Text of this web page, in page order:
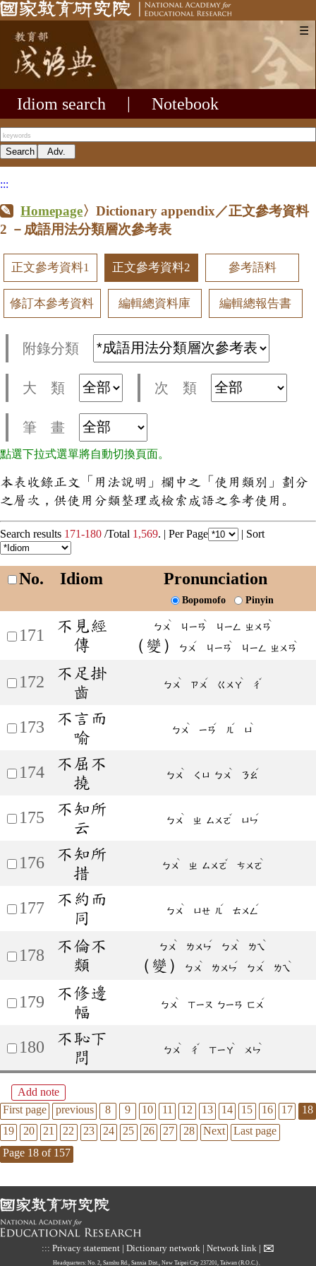
☰
Idiom search Notebook
:::
Homepage〉Dictionary appendix／正文參考資料
2 －成語用法分類層次參考表
正文參考資料1 正文參考資料2 參考語料
修訂本參考資料 編輯總資料庫 編輯總報告書
附錄分類
大 類 次 類
筆 畫
點選下拉式選單將自動切換頁面。
本表收錄正文「用法說明」欄中之「使用類別」劃分
之層次，供使用分類整理或檢索成語之參考使用。
Search results 171-180 /Total 1,569. | Per Page | Sort
No. Idiom Pronunciation
Bopomofo Pinyin
171
不見經
傳
ㄅㄨ
ˋ
ㄐㄧㄢ
ˋ
ㄐㄧㄥ ㄓㄨㄢ
ˋ
（變） ㄅㄨ
ˊ
ㄐㄧㄢ
ˋ
ㄐㄧㄥ ㄓㄨㄢ
ˋ
172
不足掛
齒
ㄅㄨ
ˋ
ㄗㄨ
ˊ
ㄍㄨㄚ
ˋ
ㄔ
ˇ
173
不言而
喻
ㄅㄨ
ˋ
ㄧㄢ
ˊ
ㄦ
ˊ
ㄩ
ˋ
174
不屈不
撓
ㄅㄨ
ˋ
ㄑㄩ ㄅㄨ
ˋ
ㄋㄠ
ˊ
175
不知所
云
ㄅㄨ
ˋ
ㄓ ㄙㄨㄛ
ˇ
ㄩㄣ
ˊ
176
不知所
措
ㄅㄨ
ˋ
ㄓ ㄙㄨㄛ
ˇ
ㄘㄨㄛ
ˋ
177
不約而
同
ㄅㄨ
ˋ
ㄩㄝ ㄦ
ˊ
ㄊㄨㄥ
ˊ
178
不倫不
類
ㄅㄨ
ˋ
ㄌㄨㄣ
ˊ
ㄅㄨ
ˋ
ㄌㄟ
ˋ
（變） ㄅㄨ
ˋ
ㄌㄨㄣ
ˊ
ㄅㄨ
ˊ
ㄌㄟ
ˋ
179
不修邊
幅
ㄅㄨ
ˋ
ㄒㄧㄡ ㄅㄧㄢ ㄈㄨ
ˊ
180
不恥下
問
ㄅㄨ
ˋ
ㄔ
ˇ
ㄒㄧㄚ
ˋ
ㄨㄣ
ˋ
Add note
First page
previous 8 9 10 11 12 13 14 15 16 17
18
19
20 21 22 23 24 25 26 27 28 Next
Last page
Page 18 of 157
::: Privacy statement Dictionary network Network link ✉
Headquarters: No. 2, Sanshu Rd., Sanxia Dist., New Taipei City 237201, Taiwan (R.O.C.)、